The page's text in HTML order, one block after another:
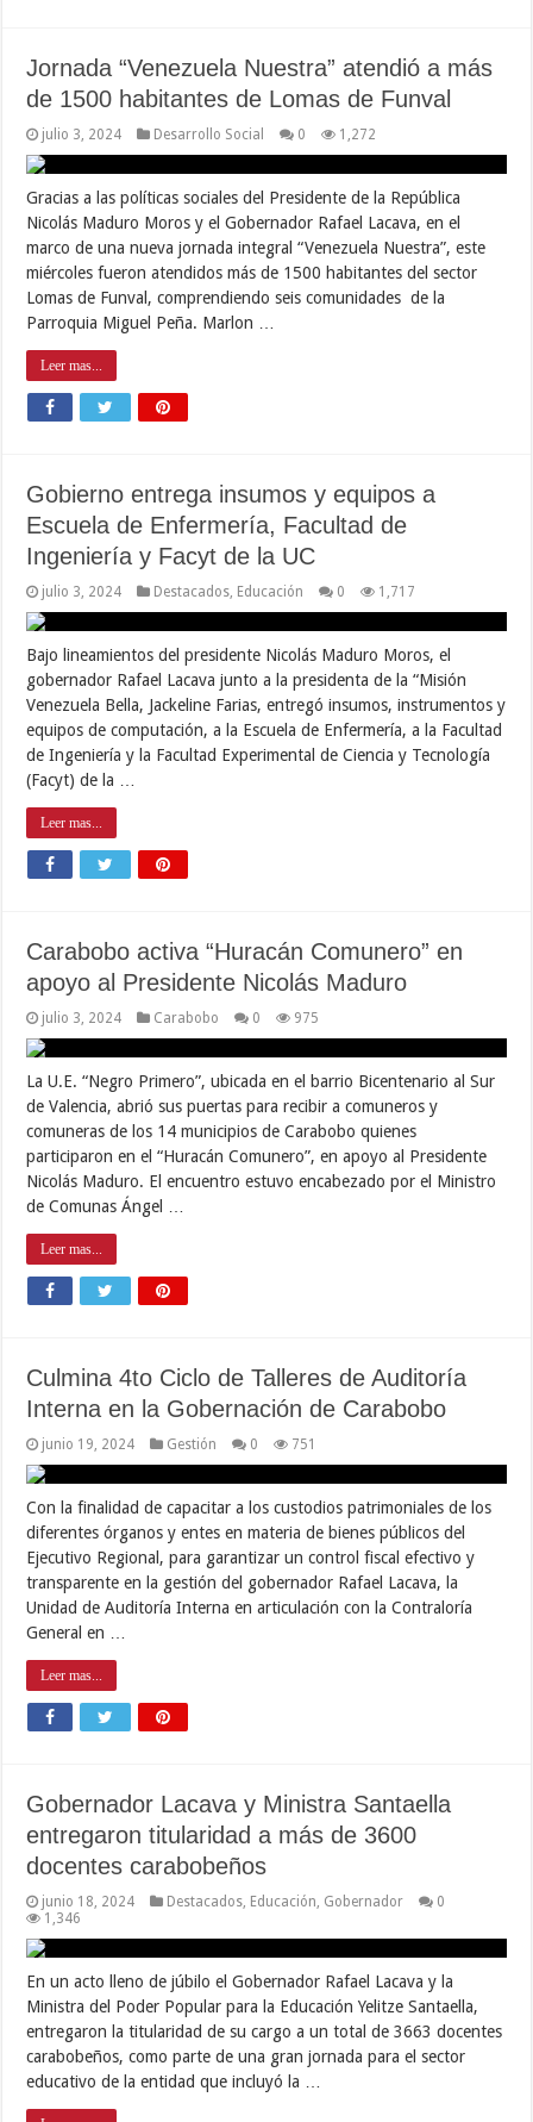
Jornada “Venezuela Nuestra” atendió a más
de 1500 habitantes de Lomas de Funval
julio 3, 2024 Desarrollo Social 0 1,272
Gracias a las políticas sociales del Presidente de la República
Nicolás Maduro Moros y el Gobernador Rafael Lacava, en el
marco de una nueva jornada integral “Venezuela Nuestra”, este
miércoles fueron atendidos más de 1500 habitantes del sector
Lomas de Funval, comprendiendo seis comunidades de la
Parroquia Miguel Peña. Marlon …
Leer mas...
Gobierno entrega insumos y equipos a
Escuela de Enfermería, Facultad de
Ingeniería y Facyt de la UC
julio 3, 2024 Destacados Educación 0 1,717
Bajo lineamientos del presidente Nicolás Maduro Moros, el
gobernador Rafael Lacava junto a la presidenta de la “Misión
Venezuela Bella, Jackeline Farias, entregó insumos, instrumentos y
equipos de computación, a la Escuela de Enfermería, a la Facultad
de Ingeniería y la Facultad Experimental de Ciencia y Tecnología
(Facyt) de la …
Leer mas...
Carabobo activa “Huracán Comunero” en
apoyo al Presidente Nicolás Maduro
julio 3, 2024 Carabobo 0 975
La U.E. “Negro Primero”, ubicada en el barrio Bicentenario al Sur
de Valencia, abrió sus puertas para recibir a comuneros y
comuneras de los 14 municipios de Carabobo quienes
participaron en el “Huracán Comunero”, en apoyo al Presidente
Nicolás Maduro. El encuentro estuvo encabezado por el Ministro
de Comunas Ángel …
Leer mas...
Culmina 4to Ciclo de Talleres de Auditoría
Interna en la Gobernación de Carabobo
junio 19, 2024 Gestión 0 751
Con la finalidad de capacitar a los custodios patrimoniales de los
diferentes órganos y entes en materia de bienes públicos del
Ejecutivo Regional, para garantizar un control fiscal efectivo y
transparente en la gestión del gobernador Rafael Lacava, la
Unidad de Auditoría Interna en articulación con la Contraloría
General en …
Leer mas...
Gobernador Lacava y Ministra Santaella
entregaron titularidad a más de 3600
docentes carabobeños
junio 18, 2024 Destacados Educación Gobernador
0
1,346
En un acto lleno de júbilo el Gobernador Rafael Lacava y la
Ministra del Poder Popular para la Educación Yelitze Santaella,
entregaron la titularidad de su cargo a un total de 3663 docentes
carabobeños, como parte de una gran jornada para el sector
educativo de la entidad que incluyó la …